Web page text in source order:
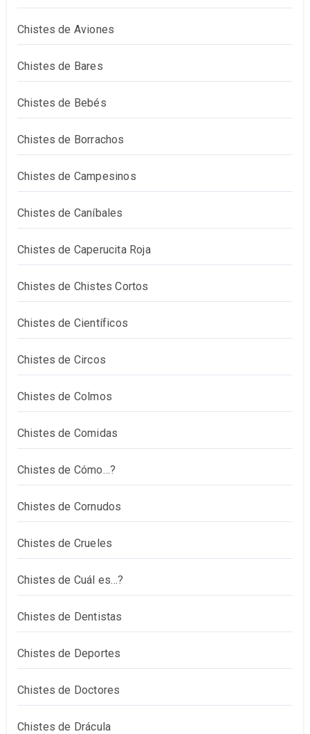
Chistes de Aviones
Chistes de Bares
Chistes de Bebés
Chistes de Borrachos
Chistes de Campesinos
Chistes de Caníbales
Chistes de Caperucita Roja
Chistes de Chistes Cortos
Chistes de Científicos
Chistes de Circos
Chistes de Colmos
Chistes de Comidas
Chistes de Cómo…?
Chistes de Cornudos
Chistes de Crueles
Chistes de Cuál es…?
Chistes de Dentistas
Chistes de Deportes
Chistes de Doctores
Chistes de Drácula